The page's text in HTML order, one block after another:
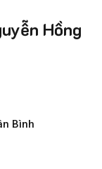
Hồng
Bình